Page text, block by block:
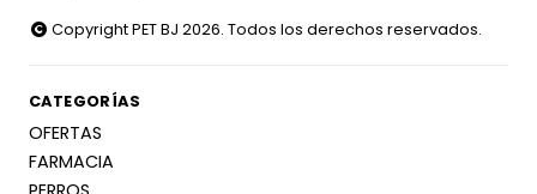
Copyright PET BJ 2026. Todos los derechos reservados.
CATEGORÍAS
OFERTAS
FARMACIA